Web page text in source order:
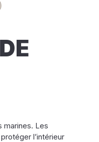
marines. Les
l’intérieur